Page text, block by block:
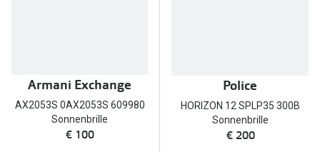
Ray-Ban
UNOFFICIAL
Armani Exchange
AX2053S 0AX2053S 609980
Sonnenbrille
€ 100
Police
HORIZON 12 SPLP35 300B
Sonnenbrille
€ 200